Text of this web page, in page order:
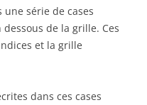
une série de cases
de la grille. Ces
et la grille
dans ces cases